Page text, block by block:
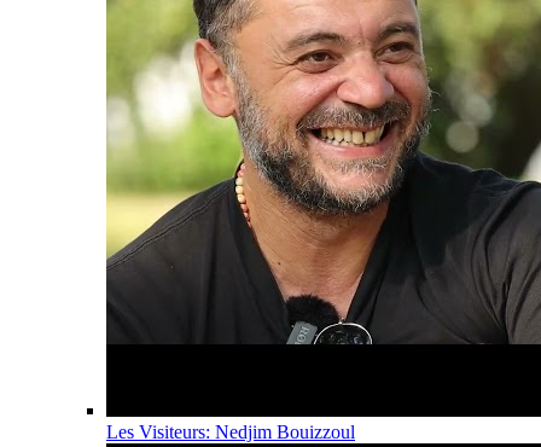
Les Visiteurs: Nedjim Bouizzoul